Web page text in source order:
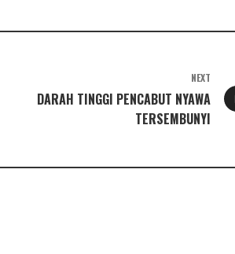
NEXT
DARAH TINGGI PENCABUT NYAWA
TERSEMBUNYI